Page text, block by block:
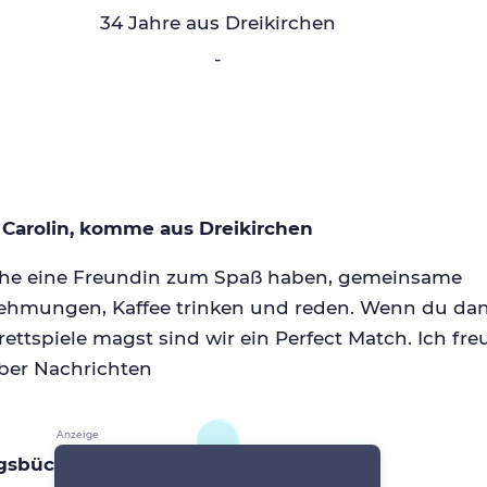
34 Jahre aus Dreikirchen
-
komme aus Dreikirchen
eine Freundin zum Spaß haben, gemeinsame
Kaffee trinken und reden. Wenn du
magst sind wir ein Perfect Match. Ich
Nachrichten